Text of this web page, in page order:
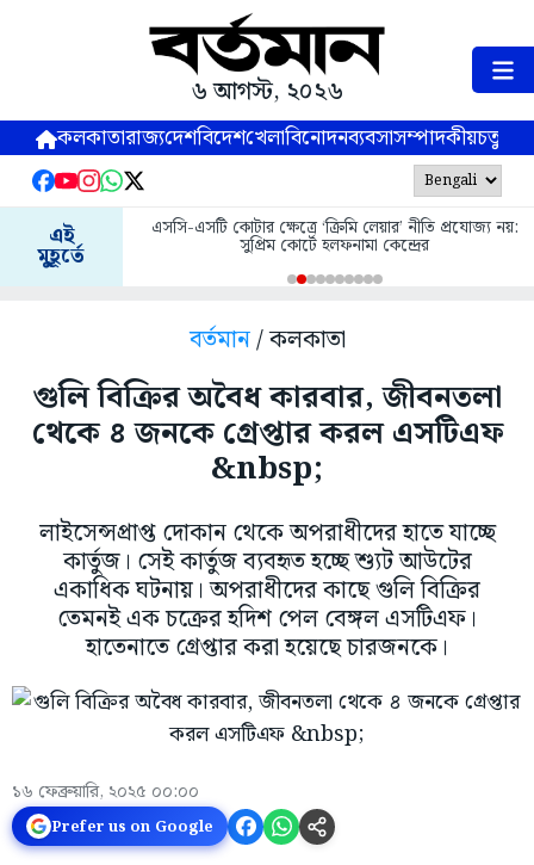
৬ আগস্ট, ২০২৬
কলকাতারাজ্যদেশবিদেশখেলাবিনোদনব্যবসাসম্পাদকীয়
এই
মুহূর্তে
এসসি-এসটি কোটার ক্ষেত্রে ‘ক্রিমি লেয়ার’ নীতি প্রযোজ্য নয়:
সুপ্রিম কোর্টে হলফনামা কেন্দ্রের
বর্তমান/ কলকাতা
গুলি বিক্রির অবৈধ কারবার, জীবনতলা
থেকে ৪ জনকে গ্রেপ্তার করল এসটিএফ
&nbsp;
লাইসেন্সপ্রাপ্ত দোকান থেকে অপরাধীদের হাতে যাচ্ছে
কার্তুজ। সেই কার্তুজ ব্যবহৃত হচ্ছে শ্যুট আউটের
একাধিক ঘটনায়। অপরাধীদের কাছে গুলি বিক্রির
তেমনই এক চক্রের হদিশ পেল বেঙ্গল এসটিএফ।
হাতেনাতে গ্রেপ্তার করা হয়েছে চারজনকে।
১৬ ফেব্রুয়ারি, ২০২৫ ০০:০০
Prefer us on Google